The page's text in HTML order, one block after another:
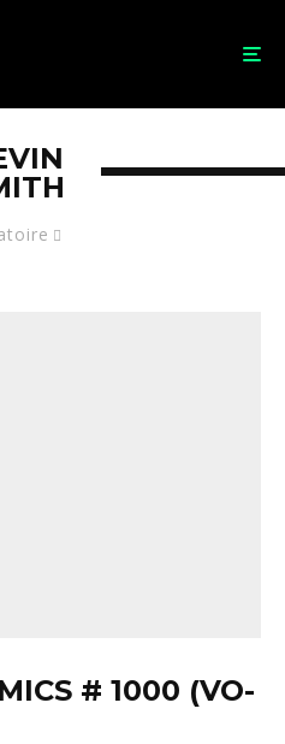
# 1000 (VO-